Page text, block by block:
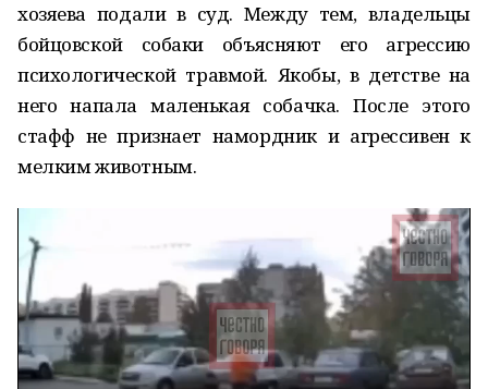
хозяева подали в суд. Между тем, владельцы
бойцовской собаки объясняют его агрессию
психологической травмой. Якобы, в детстве на
него напала маленькая собачка. После этого
стафф не признает намордник и агрессивен к
мелким животным.